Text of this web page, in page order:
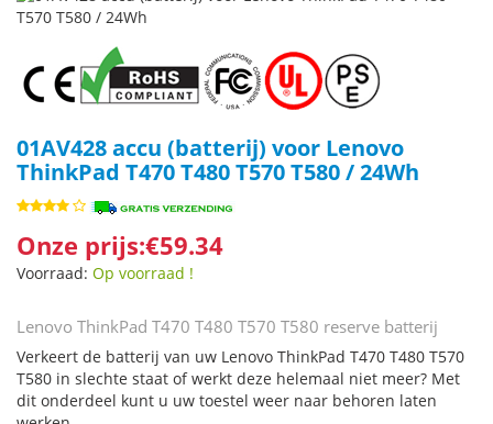
01AV428 accu (batterij) voor Lenovo
ThinkPad T470 T480 T570 T580 / 24Wh
Onze prijs:€59.34
Voorraad: Op voorraad !
Lenovo ThinkPad T470 T480 T570 T580 reserve batterij
Verkeert de batterij van uw Lenovo ThinkPad T470 T480 T570
T580 in slechte staat of werkt deze helemaal niet meer? Met
dit onderdeel kunt u uw toestel weer naar behoren laten